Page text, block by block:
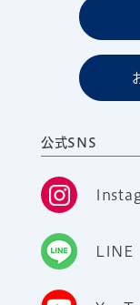
公式SNS
LINE